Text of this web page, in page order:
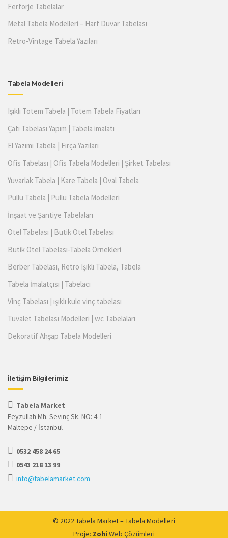
Ferforje Tabelalar
Metal Tabela Modelleri – Harf Duvar Tabelası
Retro-Vintage Tabela Yazıları
Tabela Modelleri
Işıklı Totem Tabela | Totem Tabela Fiyatları
Çatı Tabelası Yapım | Tabela imalatı
El Yazımı Tabela | Fırça Yazıları
Ofis Tabelası | Ofis Tabela Modelleri | Şirket Tabelası
Yuvarlak Tabela | Kare Tabela | Oval Tabela
Pullu Tabela | Pullu Tabela Modelleri
İnşaat ve Şantiye Tabelaları
Otel Tabelası | Butik Otel Tabelası
Butik Otel Tabelası-Tabela Örnekleri
Berber Tabelası, Retro Işıklı Tabela, Tabela
Tabela İmalatçısı | Tabelacı
Vinç Tabelası | ışıklı kule vinç tabelası
Tuvalet Tabelası Modelleri | wc Tabelaları
Dekoratif Ahşap Tabela Modelleri
İletişim Bilgilerimiz
Tabela Market
Feyzullah Mh. Sevinç Sk. NO: 4-1
Maltepe / İstanbul
0532 458 24 65
0543 218 13 99
info@tabelamarket.com
© 2022 Tabela Market – Tabela Modelleri
Proje: Zohi Web Çözümleri